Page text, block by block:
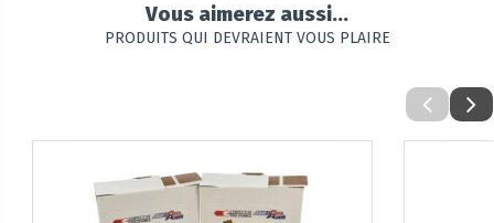
Vous aimerez aussi...
PRODUITS QUI DEVRAIENT VOUS PLAIRE